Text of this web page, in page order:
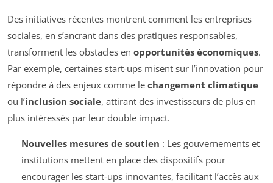
Des initiatives récentes montrent comment les entreprises
sociales, en s’ancrant dans des pratiques responsables,
transforment les obstacles en opportunités économiques.
Par exemple, certaines start-ups misent sur l’innovation pour
répondre à des enjeux comme le changement climatique
ou l’inclusion sociale, attirant des investisseurs de plus en
plus intéressés par leur double impact.
Nouvelles mesures de soutien : Les gouvernements et
institutions mettent en place des dispositifs pour
encourager les start-ups innovantes, facilitant l’accès aux